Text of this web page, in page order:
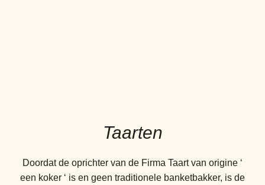
Taarten
Doordat de oprichter van de Firma Taart van origine ‘
een koker ‘ is en geen traditionele banketbakker, is de